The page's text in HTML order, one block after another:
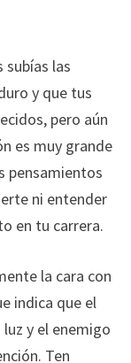
las
y que tus
pero aún
es muy grande
pensamientos
ni entender
en tu carrera.
la cara con
indica que el
y el enemigo
Ten